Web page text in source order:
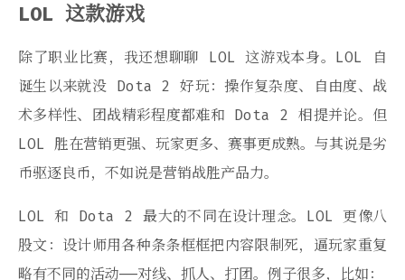
LOL 这款游戏
除了职业比赛，我还想聊聊 LOL 这游戏本身。LOL 自
诞生以来就没 Dota 2 好玩：操作复杂度、自由度、战
术多样性、团战精彩程度都难和 Dota 2 相提并论。但
LOL 胜在营销更强、玩家更多、赛事更成熟。与其说是劣
币驱逐良币，不如说是营销战胜产品力。
LOL 和 Dota 2 最大的不同在设计理念。LOL 更像八
股文：设计师用各种条条框框把内容限制死，逼玩家重复
略有不同的活动——对线、抓人、打团。例子很多，比如：